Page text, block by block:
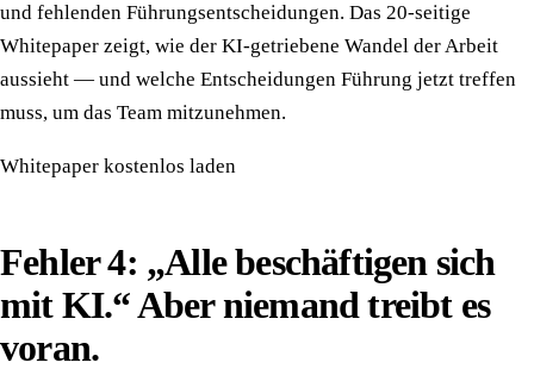
und fehlenden Führungsentscheidungen. Das 20-seitige
Whitepaper zeigt, wie der KI-getriebene Wandel der Arbeit
aussieht — und welche Entscheidungen Führung jetzt treffen
muss, um das Team mitzunehmen.
Whitepaper kostenlos laden
Fehler 4: „Alle beschäftigen sich
mit KI.“ Aber niemand treibt es
voran.